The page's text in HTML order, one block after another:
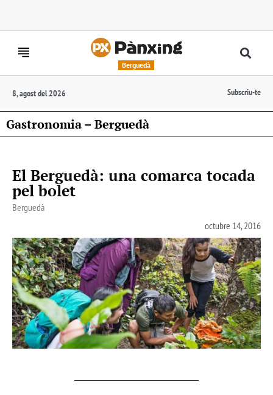
Berguedà
8, agost del 2026 Subscriu-te
Gastronomia – Berguedà
El Berguedà: una comarca tocada
pel bolet
Berguedà
octubre 14, 2016